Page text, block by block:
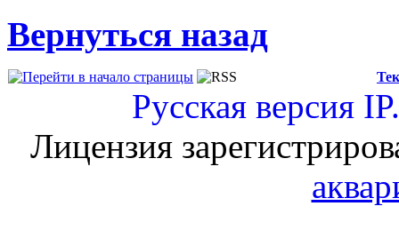
Вернуться назад
Русская версия
Лицензия